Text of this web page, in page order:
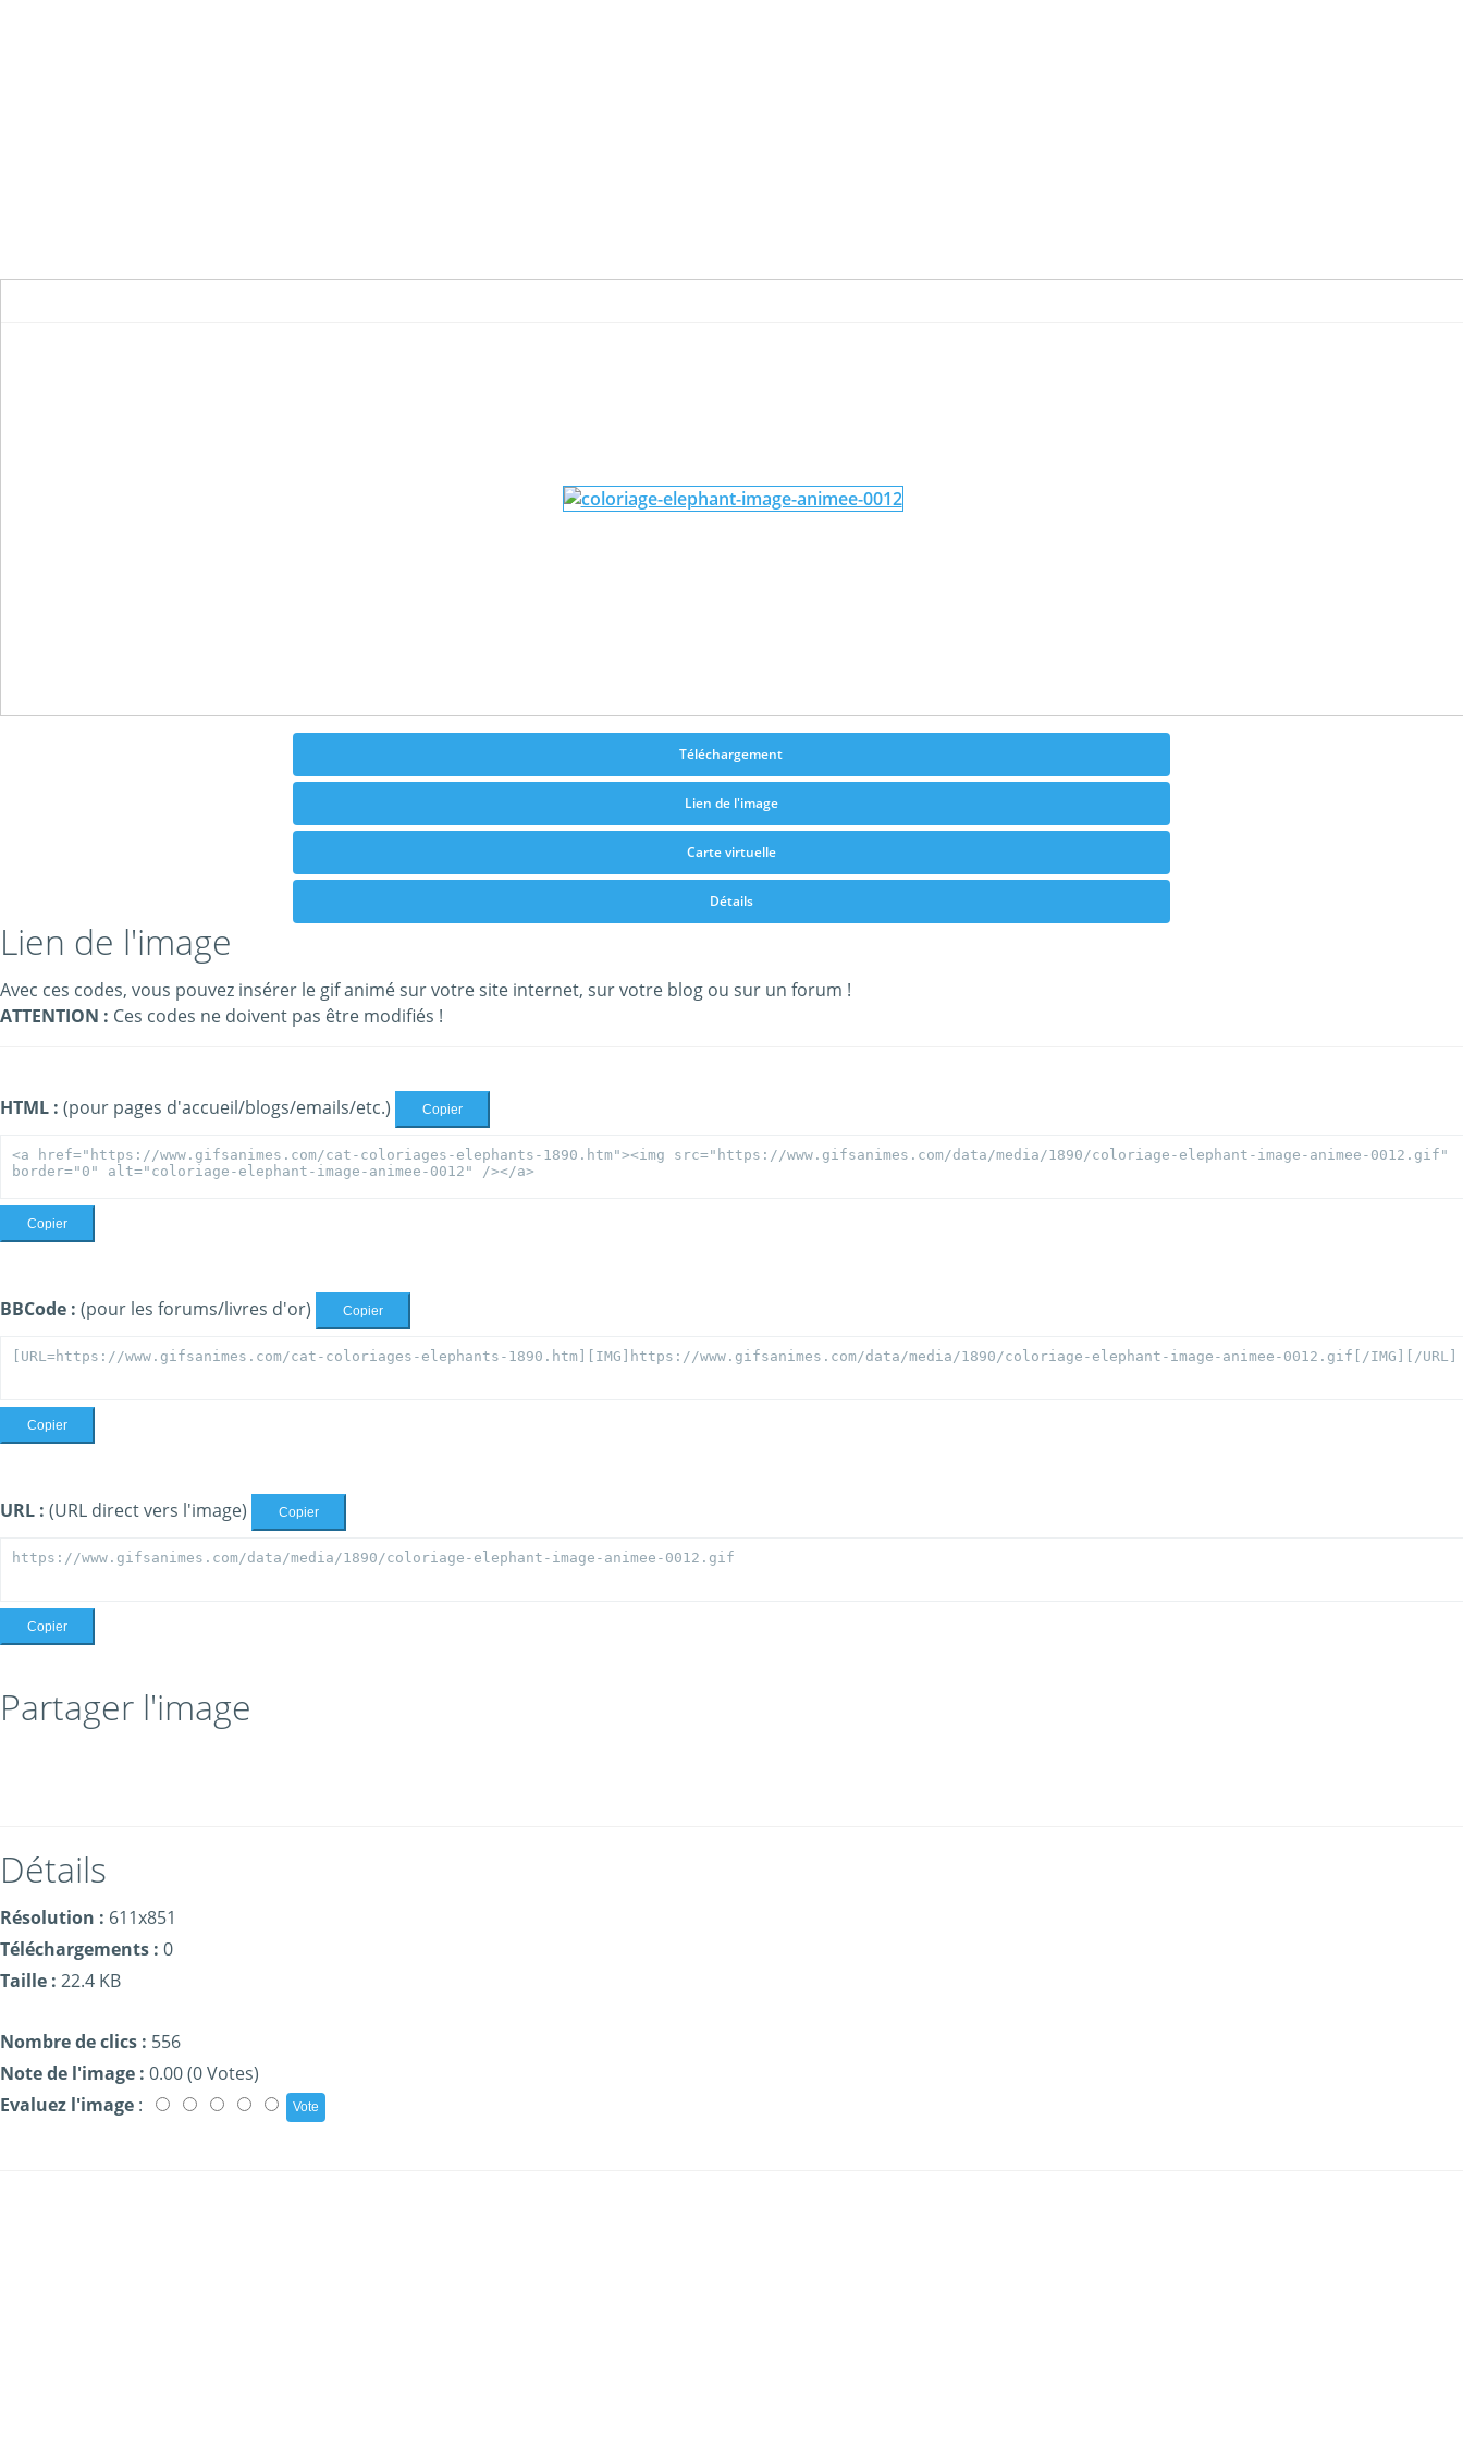
Téléchargement
Lien de l'image
Carte virtuelle
Détails
Lien de l'image
Avec ces codes, vous pouvez insérer le gif animé sur votre site internet, sur votre blog ou sur un forum !
ATTENTION : Ces codes ne doivent pas être modifiés !
HTML : (pour pages d'accueil/blogs/emails/etc.) Copier
Copier
BBCode : (pour les forums/livres d'or) Copier
Copier
URL : (URL direct vers l'image) Copier
Copier
Partager l'image
Détails
Résolution : 611x851
Téléchargements : 0
Taille : 22.4 KB
Nombre de clics : 556
Note de l'image : 0.00 (0 Votes)
Evaluez l'image :